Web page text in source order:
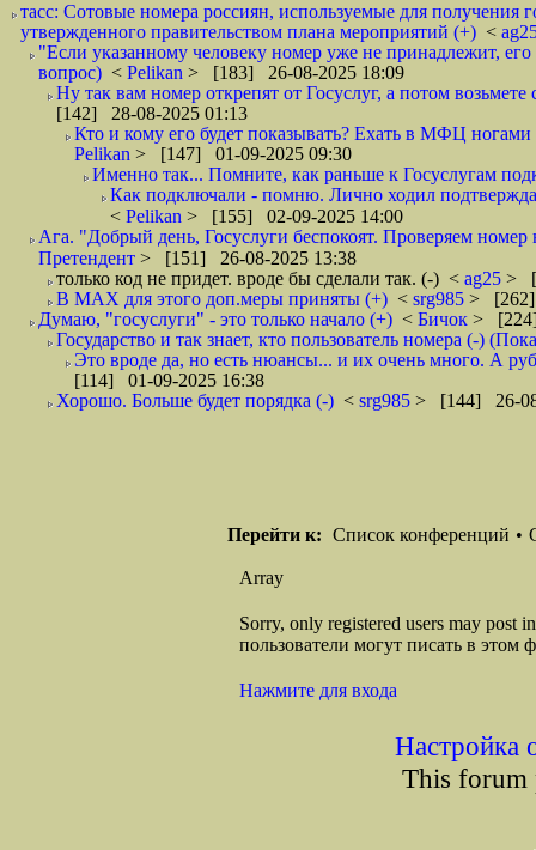
тасс: Сотовые номера россиян, используемые для получения
утвержденного правительством плана мероприятий (+) <
"Если указанному человеку номер уже не принадлежит,
вопрос) < Pelikan > [183] 26-08-2025 18:09
Ну так вам номер открепят от Госуслуг, а потом
[142] 28-08-2025 01:13
Кто и кому его будет показывать? Ехать в МФЦ
Pelikan > [147] 01-09-2025 09:30
Именно так... Помните, как раньше к Госуслугам
Как подключали - помню. Лично ходил
< Pelikan > [155] 02-09-2025 14:00
Ага. "Добрый день, Госуслуги беспокоят. Проверяем
Претендент > [151] 26-08-2025 13:38
только код не придет. вроде бы сделали так. (-) < ag25 >
В МАХ для этого доп.меры приняты (+) < srg985 > [262]
Думаю, "госуслуги" - это только начало (+) < Бичок >
Государство и так знает, кто пользователь номера (-)
Это вроде да, но есть нюансы... и их очень много. А
[114] 01-09-2025 16:38
Хорошо. Больше будет порядка (-) < srg985 > [144] 26-
Перейти к: Список конференций •
Array
Sorry, only registered users may post
пользователи могут писать в этом
Нажмите для входа
Настройка
This